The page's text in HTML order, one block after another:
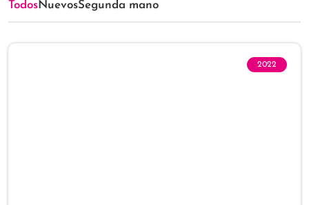
TodosNuevosSegunda mano
2022